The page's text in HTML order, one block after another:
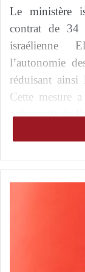
Le ministère
contrat de
israélienne
l’autonomie
réduisant
Cette mesure
préparatifs de
de la guerre
Dans un
Direction des
contrat avec
par Elbit
accroître
fabriqué par